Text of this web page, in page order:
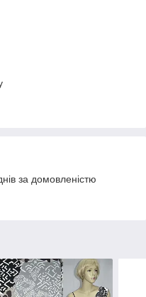
за домовленістю